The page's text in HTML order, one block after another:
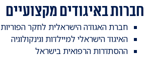
חברות באיגודים מקצועיים
​חברת האגודה הישראלית לחקר הפוריות
האיגוד הישראלי למיילדות וגינקולוגיה
ההסתדרות הרפואית בישראל